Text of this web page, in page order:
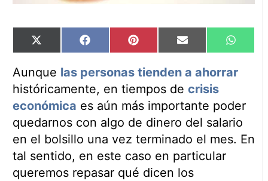
Compartir
en
X
(Twitter)
Compartir
en
Facebook Compartir
en
Pinterest Compartir
en
Email
en
Aunque las personas tienden a ahorrar
históricamente, en tiempos de crisis
económica es aún más importante poder
quedarnos con algo de dinero del salario
en el bolsillo una vez terminado el mes. En
tal sentido, en este caso en particular
queremos repasar qué dicen los